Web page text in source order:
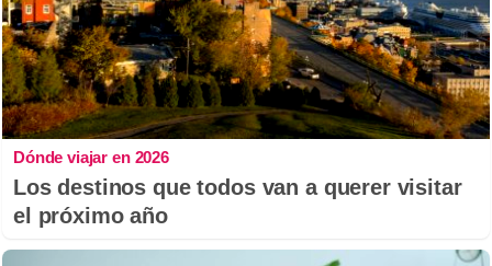
Dónde viajar en 2026
Los destinos que todos van a querer visitar
el próximo año